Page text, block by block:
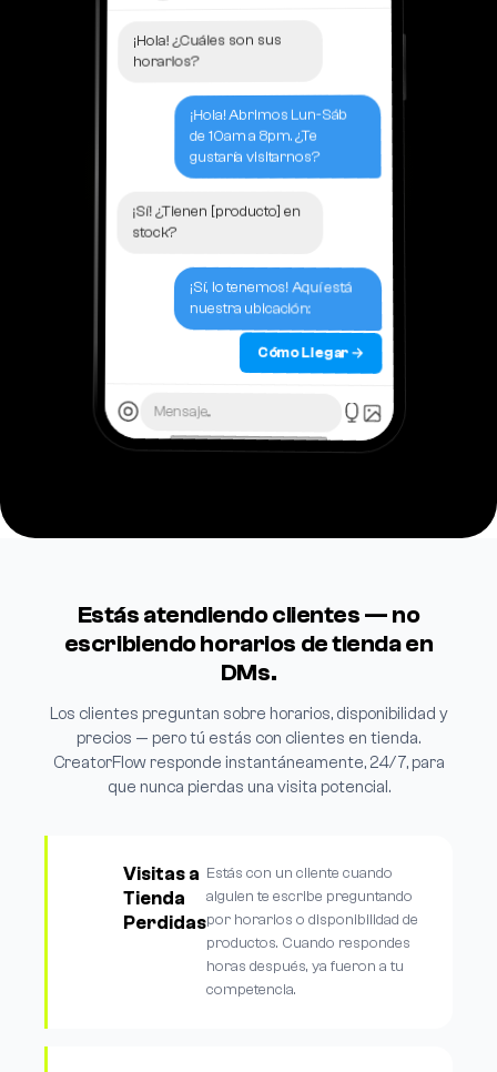
¡Hola! ¿Cuáles son sus
horarios?
¡Hola! Abrimos Lun-Sáb
de 10am a 8pm. ¿Te
gustaría visitarnos?
¡Sí! ¿Tienen [producto] en
stock?
¡Sí, lo tenemos! Aquí está
nuestra ubicación:
Cómo Llegar →
Mensaje...
Estás atendiendo clientes — no
escribiendo horarios de tienda en
DMs.
Los clientes preguntan sobre horarios, disponibilidad y
precios — pero tú estás con clientes en tienda.
CreatorFlow responde instantáneamente, 24/7, para
que nunca pierdas una visita potencial.
Visitas a
Tienda
Perdidas
Estás con un cliente cuando
alguien te escribe preguntando
por horarios o disponibilidad de
productos. Cuando respondes
horas después, ya fueron a tu
competencia.